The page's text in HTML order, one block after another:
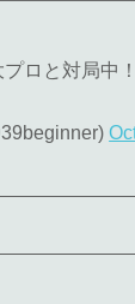
ロと対局中